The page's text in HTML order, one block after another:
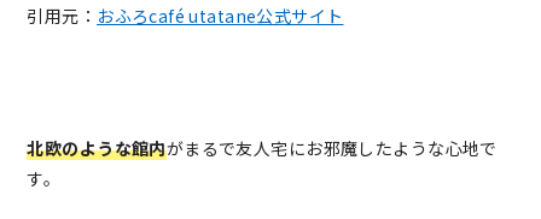
引用元： おふろcafé utatane公式サイト
北欧のような館内がまるで友人宅にお邪魔したような心地で
す。